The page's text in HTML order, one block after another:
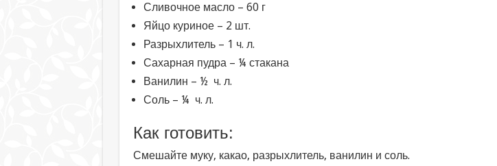
Сливочное масло – 60 г
Яйцо куриное – 2 шт.
Разрыхлитель – 1 ч. л.
Сахарная пудра – ¼ стакана
Ванилин – ½ ч. л.
Соль – ¼ ч. л.
Как готовить:
Смешайте муку, какао, разрыхлитель, ванилин и соль.